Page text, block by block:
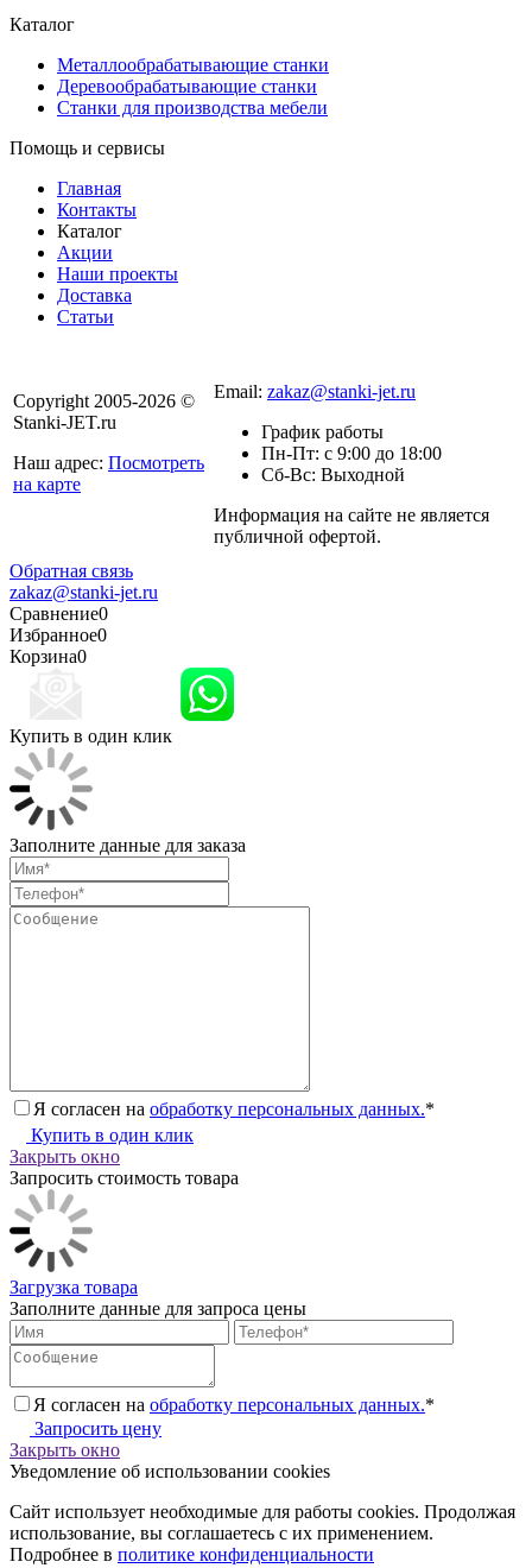
Каталог
Металлообрабатывающие станки
Деревообрабатывающие станки
Станки для производства мебели
Помощь и сервисы
Главная
Контакты
Каталог
Акции
Наши проекты
Доставка
Статьи
Copyright 2005-2026 ©
Stanki-JET.ru
Наш адрес: Посмотреть
на карте
Email: zakaz@stanki-jet.ru
График работы
Пн-Пт: с 9:00 до 18:00
Сб-Вс: Выходной
Информация на сайте не является
публичной офертой.
Обратная связь
zakaz@stanki-jet.ru
Сравнение0
Избранное0
Корзина0
Купить в один клик
Заполните данные для заказа
Я согласен на обработку персональных данных.*
Купить в один клик
Закрыть окно
Запросить стоимость товара
Загрузка товара
Заполните данные для запроса цены
Я согласен на обработку персональных данных.*
Запросить цену
Закрыть окно
Уведомление об использовании cookies
Сайт использует необходимые для работы cookies. Продолжая
использование, вы соглашаетесь с их применением.
Подробнее в политике конфиденциальности